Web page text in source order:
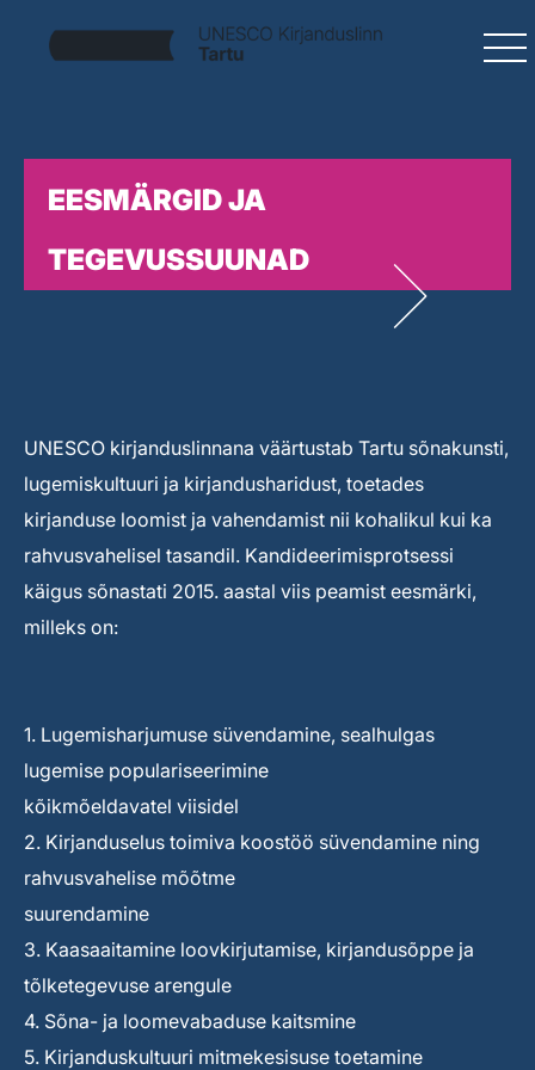
EESMÄRGID JA
TEGEVUSSUUNAD
UNESCO kirjanduslinnana väärtustab Tartu sõnakunsti,
lugemiskultuuri ja kirjandusharidust, toetades
kirjanduse loomist ja vahendamist nii kohalikul kui ka
rahvusvahelisel tasandil. Kandideerimisprotsessi
käigus sõnastati 2015. aastal viis peamist eesmärki,
milleks on:
1. Lugemisharjumuse süvendamine, sealhulgas
lugemise populariseerimine
kõikmõeldavatel viisidel
2. Kirjanduselus toimiva koostöö süvendamine ning
rahvusvahelise mõõtme
suurendamine
3. Kaasaaitamine loovkirjutamise, kirjandusõppe ja
tõlketegevuse arengule
4. Sõna- ja loomevabaduse kaitsmine
5. Kirjanduskultuuri mitmekesisuse toetamine